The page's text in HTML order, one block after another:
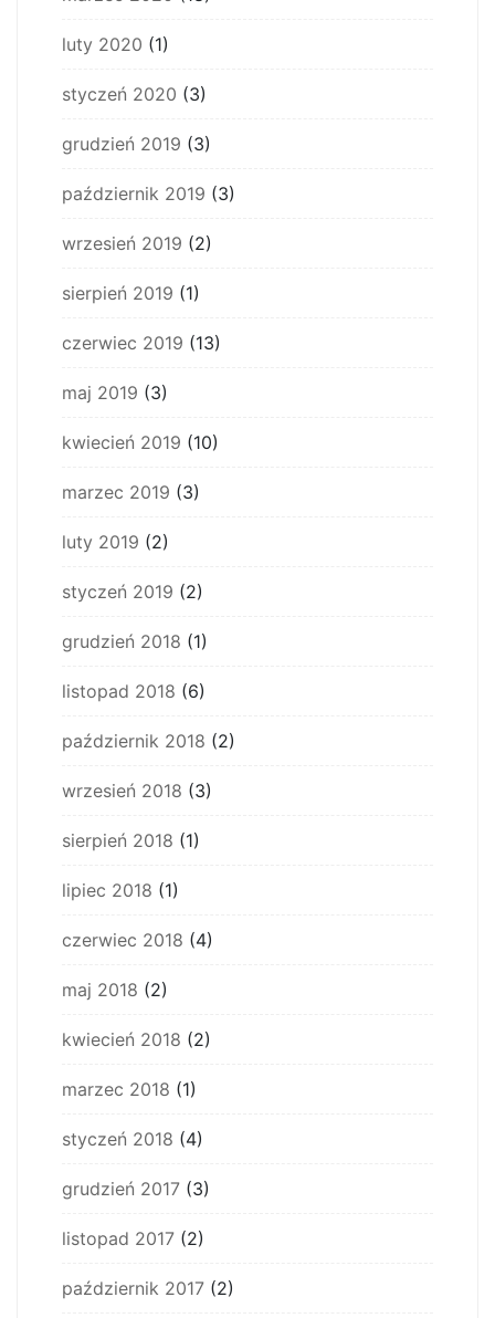
luty 2020 (1)
styczeń 2020 (3)
grudzień 2019 (3)
październik 2019 (3)
wrzesień 2019 (2)
sierpień 2019 (1)
czerwiec 2019 (13)
maj 2019 (3)
kwiecień 2019 (10)
marzec 2019 (3)
luty 2019 (2)
styczeń 2019 (2)
grudzień 2018 (1)
listopad 2018 (6)
październik 2018 (2)
wrzesień 2018 (3)
sierpień 2018 (1)
lipiec 2018 (1)
czerwiec 2018 (4)
maj 2018 (2)
kwiecień 2018 (2)
marzec 2018 (1)
styczeń 2018 (4)
grudzień 2017 (3)
listopad 2017 (2)
październik 2017 (2)